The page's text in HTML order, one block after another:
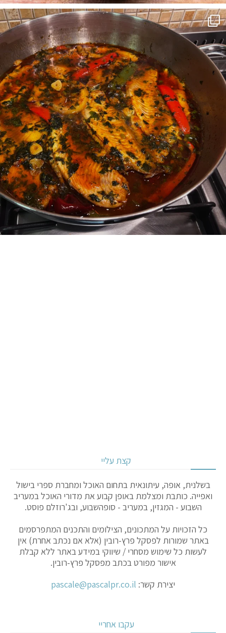
קצת עליי
בשלנית, אופה, עיתונאית בתחום האוכל ומחברת ספרי בישול
ואפייה. כותבת ומצלמת באופן קבוע את מדורי האוכל במעריב
השבוע - המגזין, במעריב - סופהשבוע, ובג'רוזלם פוסט.
כל הזכויות על המתכונים, הצילומים והתכנים המתפרסמים
באתר שמורות לפסקל פרץ-רובין (אלא אם נכתב אחרת) אין
לעשות כל שימוש מסחרי / שיווקי במידע באתר ללא קבלת
אישור מפורט בכתב מפסקל פרץ-רובין.
יצירת קשר: pascale@pascalpr.co.il
עקבו אחריי